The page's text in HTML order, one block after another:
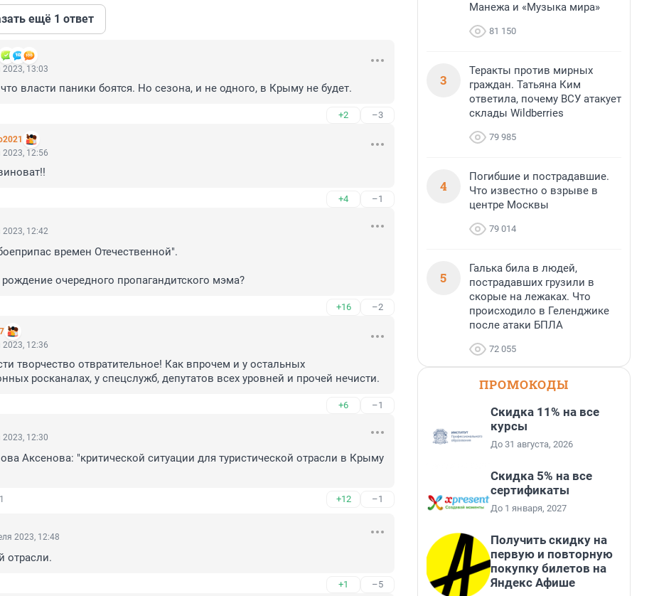
ещё 1 ответ
2023, 13:03
власти паники боятся. Но сезона, и не одного, в Крыму не будет.
+2 –3
2023, 12:56
+4 –1
2023, 12:42
времен Отечественной".
очередного пропагандитского мэма?
+16 –2
2023, 12:36
творчество отвратительное! Как впрочем и у остальных
росканалах, у спецслужб, депутатов всех уровней и прочей нечисти.
+6 –1
2023, 12:30
Аксенова: "критической ситуации для туристической отрасли в Крыму
1 +12 –1
2023, 12:48
отрасли.
+1 –5
Манежа и «Музыка мира»
81 150
3
Теракты против мирных
граждан. Татьяна Ким
ответила, почему ВСУ атакует
склады Wildberries
79 985
4
Погибшие и пострадавшие.
Что известно о взрыве в
центре Москвы
79 014
5
Галька била в людей,
пострадавших грузили в
скорые на лежаках. Что
происходило в Геленджике
после атаки БПЛА
72 055
ПРОМОКОДЫ
Скидка 11% на все
курсы
До 31 августа, 2026
Скидка 5% на все
сертификаты
До 1 января, 2027
Получить скидку на
первую и повторную
покупку билетов на
Яндекс Афише